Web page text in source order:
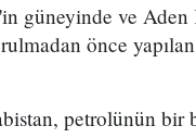
güneyinde ve
önce yapılan
petrolünün bir